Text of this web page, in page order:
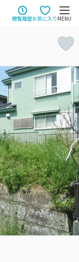
閲覧履歴お気に入り MENU